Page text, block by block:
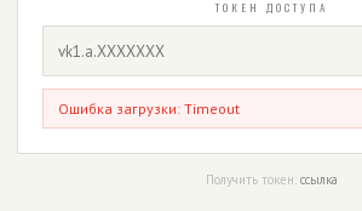
ТОКЕН ДОСТУПА
Ошибка загрузки: Timeout
Получить токен: ссылка